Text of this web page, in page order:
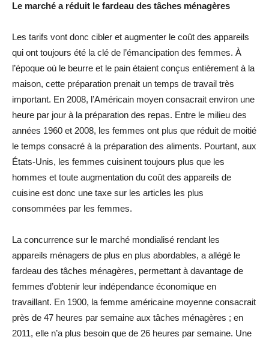
Le marché a réduit le fardeau des tâches ménagères
Les tarifs vont donc cibler et augmenter le coût des appareils
qui ont toujours été la clé de l’émancipation des femmes. À
l’époque où le beurre et le pain étaient conçus entièrement à la
maison, cette préparation prenait un temps de travail très
important. En 2008, l’Américain moyen consacrait environ une
heure par jour à la préparation des repas. Entre le milieu des
années 1960 et 2008, les femmes ont plus que réduit de moitié
le temps consacré à la préparation des aliments. Pourtant, aux
États-Unis, les femmes cuisinent toujours plus que les
hommes et toute augmentation du coût des appareils de
cuisine est donc une taxe sur les articles les plus
consommées par les femmes.
La concurrence sur le marché mondialisé rendant les
appareils ménagers de plus en plus abordables, a allégé le
fardeau des tâches ménagères, permettant à davantage de
femmes d’obtenir leur indépendance économique en
travaillant. En 1900, la femme américaine moyenne consacrait
près de 47 heures par semaine aux tâches ménagères ; en
2011, elle n’a plus besoin que de 26 heures par semaine. Une